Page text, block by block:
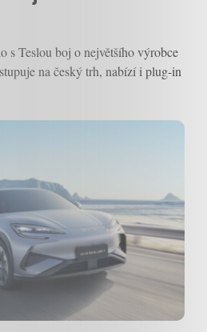
s Teslou boj o největšího výrobce
na český trh, nabízí i plug-in